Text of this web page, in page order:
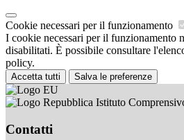
Cookie necessari per il funzionamento
I cookie necessari per il funzionamento
disabilitati. È possibile consultare
policy.
Accetta tutti Salva le preferenze
Istituto
Contatti